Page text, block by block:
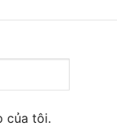
của tôi.